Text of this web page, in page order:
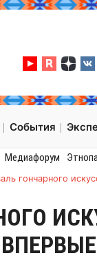
События
Медиафорум
гончарного